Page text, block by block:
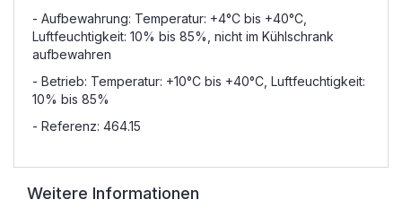
- Aufbewahrung: Temperatur: +4°C bis +40°C,
Luftfeuchtigkeit: 10% bis 85%, nicht im Kühlschrank
aufbewahren
- Betrieb: Temperatur: +10°C bis +40°C, Luftfeuchtigkeit:
10% bis 85%
- Referenz: 464.15
Weitere Informationen